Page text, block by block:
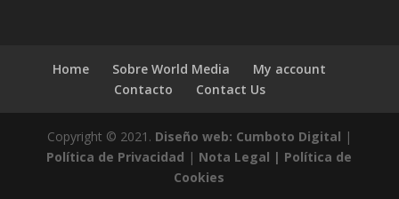
Home Sobre World Media
My account
Contacto
Contact Us
Copyright © 2021. Diseño web: Cumboto Digital |
Política de Privacidad | Nota Legal | Política de
Cookies